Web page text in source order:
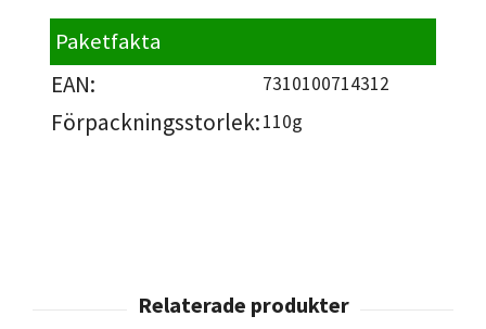
Paketfakta
EAN: 7310100714312
Förpackningsstorlek:110g